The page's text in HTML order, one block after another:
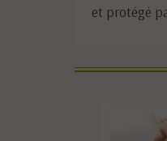
et protégé